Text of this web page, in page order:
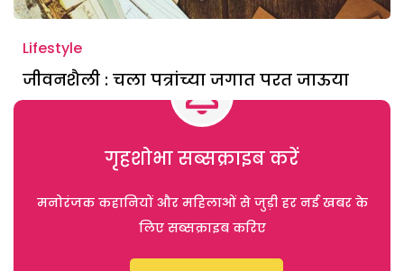
Lifestyle
जीवनशैली : चला पत्रांच्या जगात परत जाऊया
गृहशोभा सब्सक्राइब करें
मनोरंजक कहानियों और महिलाओं से जुड़ी हर नई खबर के
लिए सब्सक्राइब करिए